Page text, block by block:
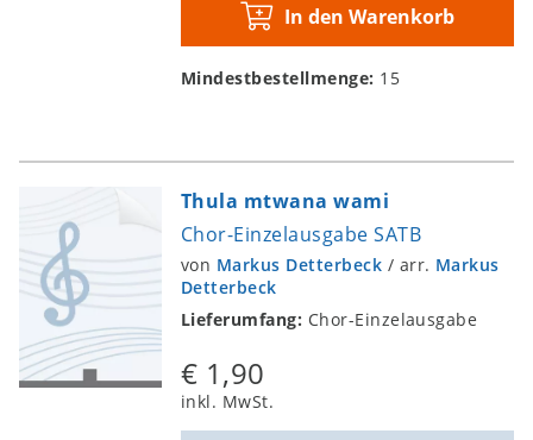
In den Warenkorb
Mindestbestellmenge: 15
Thula mtwana wami
Chor-Einzelausgabe SATB
von Markus Detterbeck / arr. Markus
Detterbeck
Lieferumfang: Chor-Einzelausgabe
€ 1,90
inkl. MwSt.